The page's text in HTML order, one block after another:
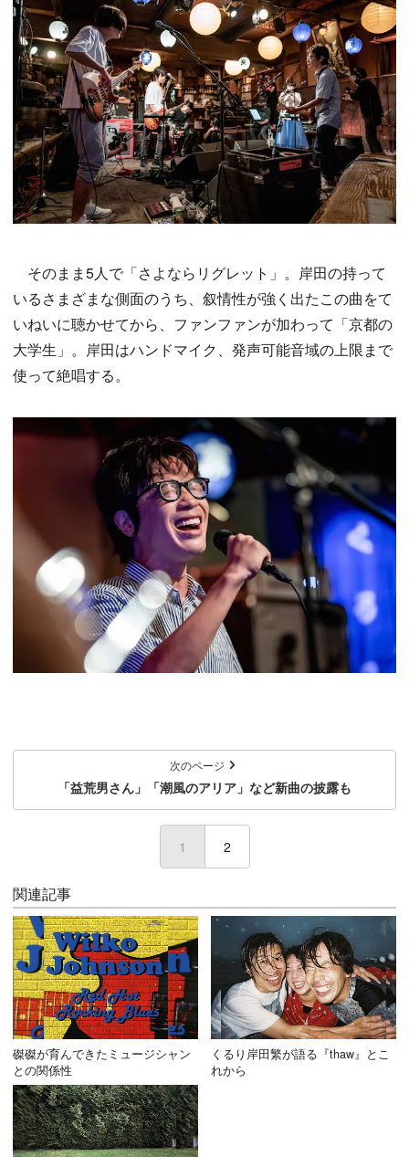
そのまま5人で「さよならリグレット」。岸田の持って
いるさまざまな側面のうち、叙情性が強く出たこの曲をて
いねいに聴かせてから、ファンファンが加わって「京都の
大学生」。岸田はハンドマイク、発声可能音域の上限まで
使って絶唱する。
次のページ
「益荒男さん」「潮風のアリア」など新曲の披露も
1 (current)
2
関連記事
磔磔が育んできたミュージシャン
との関係性
くるり岸田繁が語る『thaw』とこ
れから